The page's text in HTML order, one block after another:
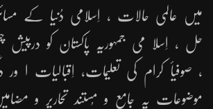
میں عالمی حالات ، اِسلامی دُنیا کے
حل ، اِسلا می جمہوریّہ پاکستان کو درپیش
، صوفیأ کرام کی تعلیمات، اِقبالیات ا ور
موضوعات پہ جامع و مُستند تحاریر و